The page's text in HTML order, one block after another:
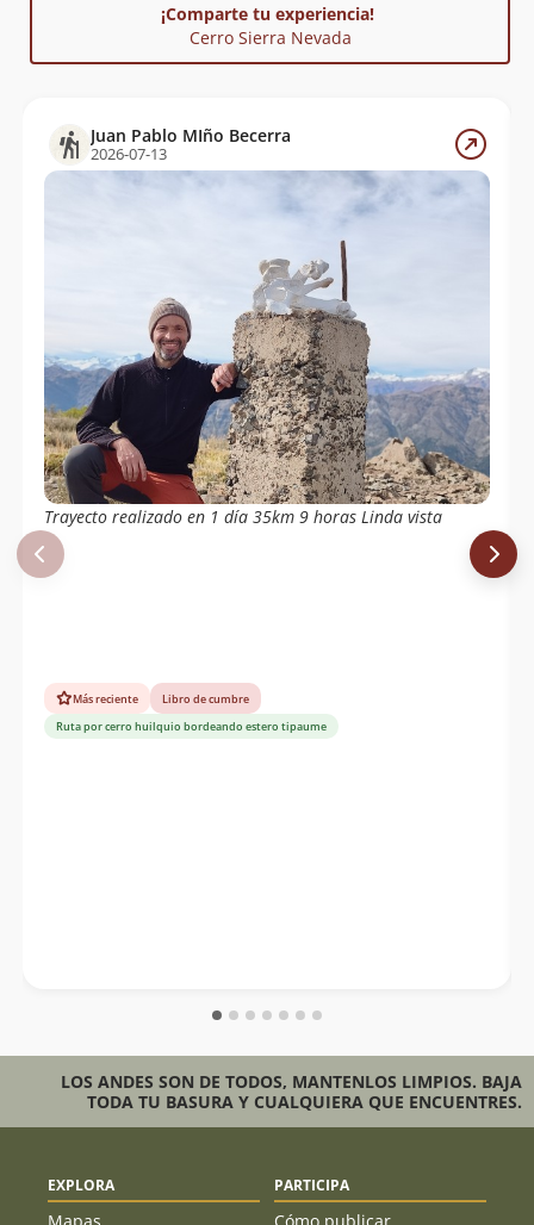
¡Comparte tu experiencia!
Cerro Sierra Nevada
Juan Pablo MIño Becerra
2026-07-13
Trayecto realizado en 1 día 35km 9 horas Linda vista
Más reciente
Libro de cumbre
Ruta por cerro huilquio bordeando estero tipaume
LOS ANDES SON DE TODOS, MANTENLOS LIMPIOS. BAJA
TODA TU BASURA Y CUALQUIERA QUE ENCUENTRES.
EXPLORA PARTICIPA